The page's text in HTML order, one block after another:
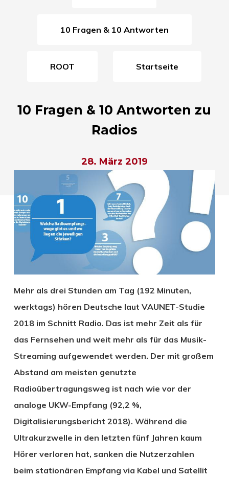
10 Fragen & 10 Antworten
ROOT Startseite
10 Fragen & 10 Antworten zu
Radios
28. März 2019
Mehr als drei Stunden am Tag (192 Minuten,
werktags) hören Deutsche laut VAUNET-Studie
2018 im Schnitt Radio. Das ist mehr Zeit als für
das Fernsehen und weit mehr als für das Musik-
Streaming aufgewendet werden. Der mit großem
Abstand am meisten genutzte
Radioübertragungsweg ist nach wie vor der
analoge UKW-Empfang (92,2 %,
Digitalisierungsbericht 2018). Während die
Ultrakurzwelle in den letzten fünf Jahren kaum
Hörer verloren hat, sanken die Nutzerzahlen
beim stationären Empfang via Kabel und Satellit